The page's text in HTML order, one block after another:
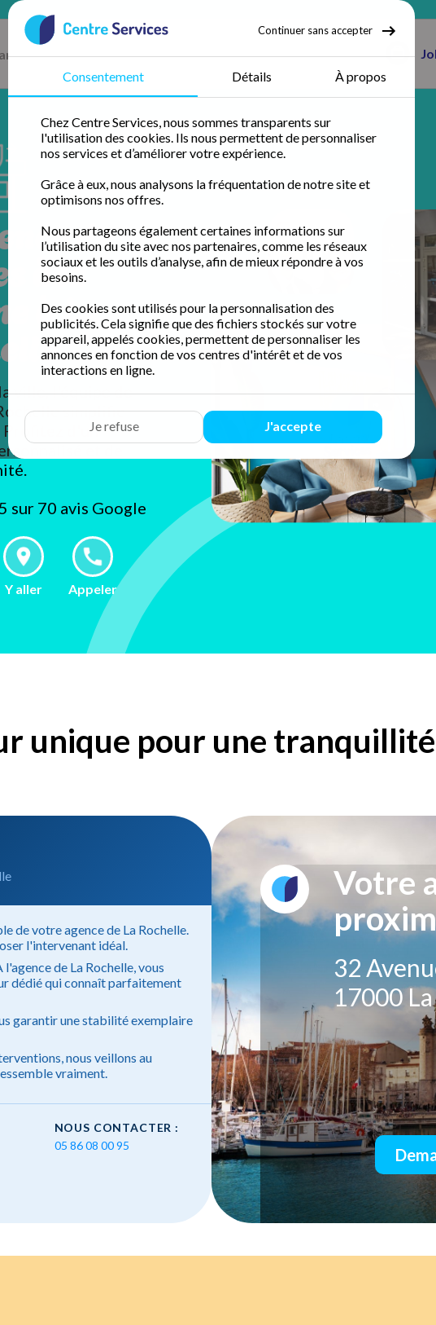
Continuer sans accepter
Consentement Détails À propos
Chez Centre Services, nous sommes transparents sur
l'utilisation des cookies. Ils nous permettent de personnaliser
nos services et d’améliorer votre expérience.
Grâce à eux, nous analysons la fréquentation de notre site et
optimisons nos offres.
Nous partageons également certaines informations sur
l’utilisation du site avec nos partenaires, comme les réseaux
sociaux et les outils d’analyse, afin de mieux répondre à vos
besoins.
Des cookies sont utilisés pour la personnalisation des
publicités. Cela signifie que des fichiers stockés sur votre
appareil, appelés cookies, permettent de personnaliser les
annonces en fonction de vos centres d'intérêt et de vos
interactions en ligne.
Je refuse J'accepte
La Rochelle
de
à la
à La
ville, l'équipe de
simplifie
d'un
et de
sur 70 avis Google
Y aller Appeler
Fanny &
Stéphane
Clichy
32
unique pour une
de votre agence de La Rochelle.
l'intervenant idéal.
de La Rochelle, vous
dédié qui connaît parfaitement
garantir une stabilité exemplaire
nous veillons au
vraiment.
NOUS CONTACTER :
05 86 08 00 95
Votre
32
17000